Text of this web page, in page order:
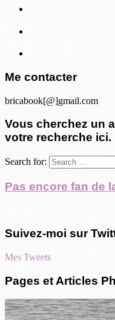
Me contacter
bricabook[@]gmail.com
Vous cherchez un
votre recherche ici.
Search for:
Pas encore fan de
Suivez-moi sur
Mes Tweets
Pages et Articles